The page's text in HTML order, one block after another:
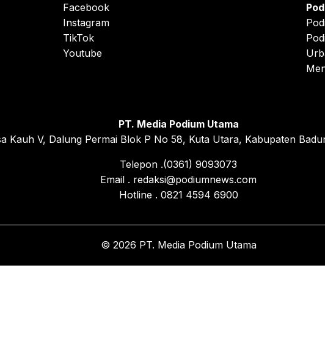
Facebook
Instagram
TikTok
Youtube
PT. Media Podium Utama
Kauh V, Dalung Permai Blok P No 58, Kuta Utara, Kabupaten
Telepon .(0361) 9093073
Email . redaksi@podiumnews.com
Hotline . 0821 4594 6900
© 2026 PT. Media Podium Utama